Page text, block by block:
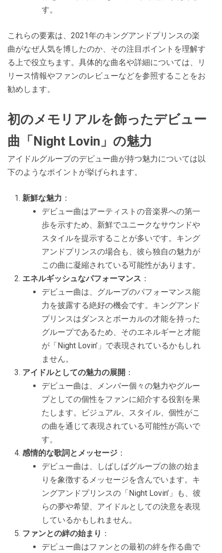
す。
これらの要素は、2021年のキングアンドプリンスの楽
曲がなぜ人気を博したのか、その注目ポイントを理解す
る上で役立ちます。具体的な曲名や詳細については、リ
リース情報やファンのレビューなどを参照することをお
勧めします。
初のメモリアルを飾ったデビュー
曲「Night Lovin」の魅力
アイドルグループのデビュー曲が持つ魅力については以
下のようなポイントが挙げられます。
新鮮な魅力 ：
デビュー曲はアーティストの音楽界への第一
歩を示すため、新鮮でユニークなサウンドや
スタイルを提示することが多いです。キング
アンドプリンスの場合も、彼ら独自の魅力が
この曲に凝縮されている可能性があります。
エネルギッシュなパフォーマンス ：
デビュー曲は、グループのパフォーマンス能
力を披露する絶好の機会です。キングアンド
プリンスはダンスとボーカルの才能を持った
グループであるため、そのエネルギーと才能
が「Night Lovin’」で表現されているかもしれ
ません。
アイドルとしての魅力の展開 ：
デビュー曲は、メンバー個々の魅力やグルー
プとしての個性をファンに紹介する役割を果
たします。ビジュアル、スタイル、個性がこ
の曲を通じて表現されている可能性が高いで
す。
感情的な歌詞とメッセージ ：
デビュー曲は、しばしばグループの旅の始ま
りを象徴するメッセージを含んでいます。キ
ングアンドプリンスの「Night Lovin’」も、彼
らの夢や希望、アイドルとしての決意を表現
しているかもしれません。
ファンとの絆の始まり ：
デビュー曲はファンとの最初の絆を作る曲で